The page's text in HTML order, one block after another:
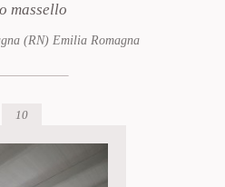
massello
(RN) Emilia Romagna
10